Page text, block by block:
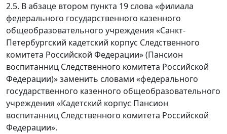
2.5. В абзаце втором пункта 19 слова «филиала
федерального государственного казенного
общеобразовательного учреждения «Санкт-
Петербургский кадетский корпус Следственного
комитета Российской Федерации» (Пансион
воспитанниц Следственного комитета Российской
Федерации)» заменить словами «федерального
государственного казенного общеобразовательного
учреждения «Кадетский корпус Пансион
воспитанниц Следственного комитета Российской
Федерации».